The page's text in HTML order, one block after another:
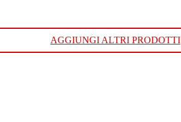
AGGIUNGI ALTRI PRODOTTI